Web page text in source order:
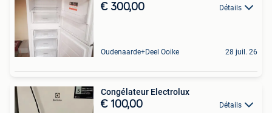
€ 300,00 Détails
Oudenaarde+Deel Ooike 28 juil. 26
Congélateur Electrolux
€ 100,00 Détails